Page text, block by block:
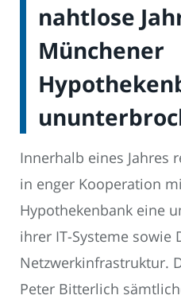
nahtlose
Münchener
Innerhalb eines Jahres
in enger Kooperation
Hypothekenbank eine
ihrer IT-Systeme sowie
Netzwerkinfrastruktur.
Peter Bitterlich